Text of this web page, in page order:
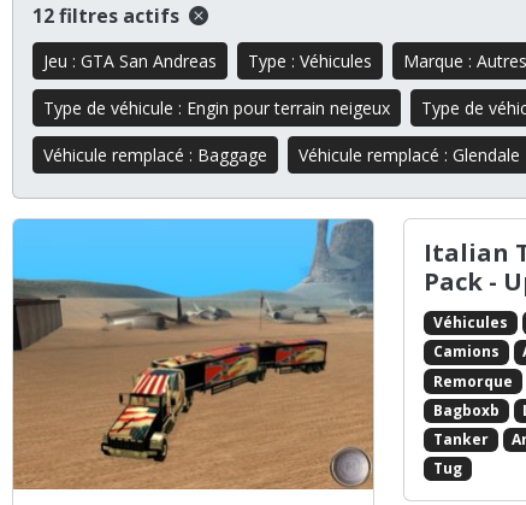
12 filtres actifs
Jeu : GTA San Andreas Type : Véhicules Marque :
Type de véhicule : Engin pour terrain neigeux Type de
Véhicule remplacé : Baggage Véhicule remplacé : Glendale
Italian
Pack -
Véhicules
Camions
Remorque
Bagboxb
Tanker
Tug